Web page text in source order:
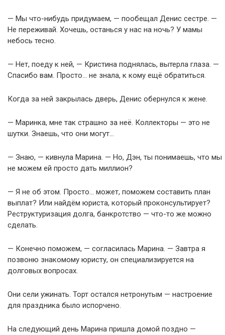
— Мы что-нибудь придумаем, — пообещал Денис сестре. —
Не переживай. Хочешь, останься у нас на ночь? У мамы
небось тесно.
— Нет, поеду к ней, — Кристина поднялась, вытерла глаза. —
Спасибо вам. Просто… не знала, к кому ещё обратиться.
Когда за ней закрылась дверь, Денис обернулся к жене.
— Маринка, мне так страшно за неё. Коллекторы — это не
шутки. Знаешь, что они могут…
— Знаю, — кивнула Марина. — Но, Дэн, ты понимаешь, что мы
не можем ей просто дать миллион?
— Я не об этом. Просто… может, поможем составить план
выплат? Или найдём юриста, который проконсультирует?
Реструктуризация долга, банкротство — что-то же можно
сделать.
— Конечно поможем, — согласилась Марина. — Завтра я
позвоню знакомому юристу, он специализируется на
долговых вопросах.
Они сели ужинать. Торт остался нетронутым — настроение
для праздника было испорчено.
На следующий день Марина пришла домой поздно —